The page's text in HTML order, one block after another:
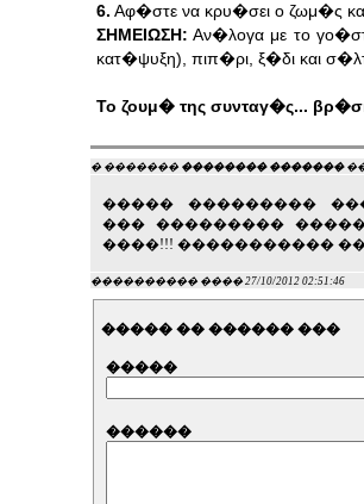
6. Αφ�στε να κρυ�σει ο ζωμ�ς
ΣΗΜΕΙΩΣΗ: Αν�λογα με το
κατ�ψυξη), πιπ�ρι, ξ�δι και
Το ζουμ� της συνταγ�ς...
� ������� �������� �������
����� ���������
��� ���������
����!!! �����������
���������� ���� 27/10/2012 02:51:46
����� �� ������ ���
�����
������